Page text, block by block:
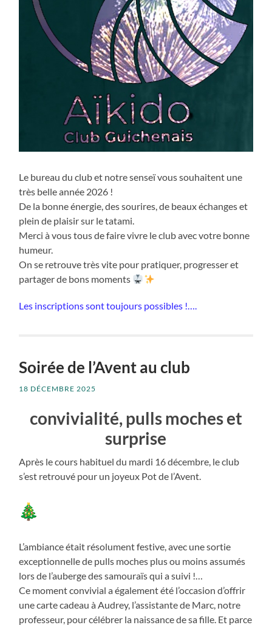
Le bureau du club et notre senseï vous souhaitent une
très belle année 2026 !
De la bonne énergie, des sourires, de beaux échanges et
plein de plaisir sur le tatami.
Merci à vous tous de faire vivre le club avec votre bonne
humeur.
On se retrouve très vite pour pratiquer, progresser et
partager de bons moments
Les inscriptions sont toujours possibles !….
Soirée de l’Avent au club
18 DÉCEMBRE 2025
convivialité, pulls moches et
surprise
Après le cours habituel du mardi 16 décembre, le club
s’est retrouvé pour un joyeux Pot de l’Avent.
L’ambiance était résolument festive, avec une sortie
exceptionnelle de pulls moches plus ou moins assumés
lors de l’auberge des samouraïs qui a suivi !…
Ce moment convivial a également été l’occasion d’offrir
une carte cadeau à Audrey, l’assistante de Marc, notre
professeur, pour célébrer la naissance de sa fille. Et parce